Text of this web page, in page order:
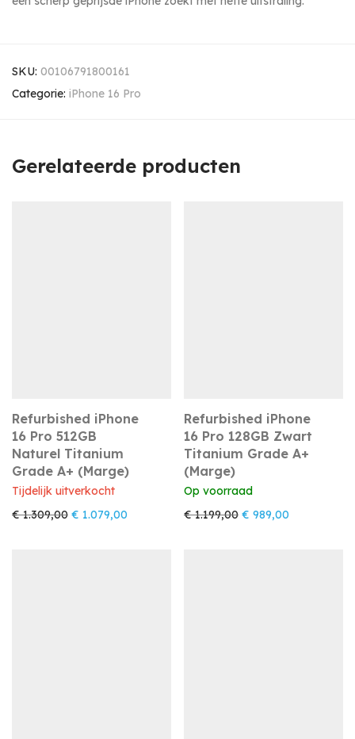
SKU: 00106791800161
Categorie: iPhone 16 Pro
Gerelateerde producten
Refurbished iPhone
16 Pro 512GB
Naturel Titanium
Grade A+ (Marge)
Tijdelijk uitverkocht
€1.309,00 Oorspronkelijke prijs was: € 1.309,00.
€ 1.079,00 Huidige prijs is: € 1.079,00.
Refurbished iPhone
16 Pro 128GB Zwart
Titanium Grade A+
(Marge)
Op voorraad
€1.199,00 Oorspronkelijke prijs
€ 989,00